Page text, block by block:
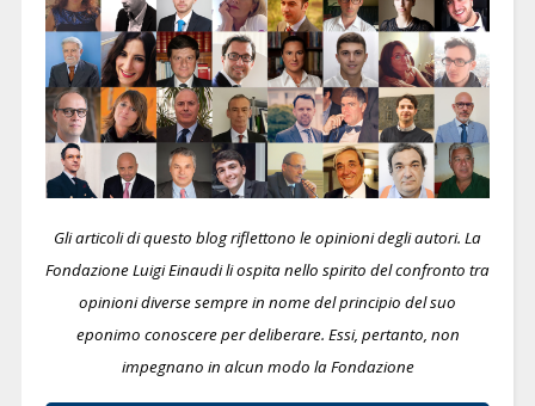
Gli articoli di questo blog riflettono le opinioni degli autori. La
Fondazione Luigi Einaudi li ospita nello spirito del confronto tra
opinioni diverse sempre in nome del principio del suo
eponimo conoscere per deliberare. Essi, pertanto, non
impegnano in alcun modo la Fondazione